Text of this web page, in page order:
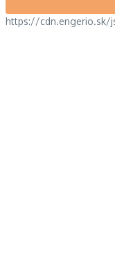
https://cdn.engerio.sk/